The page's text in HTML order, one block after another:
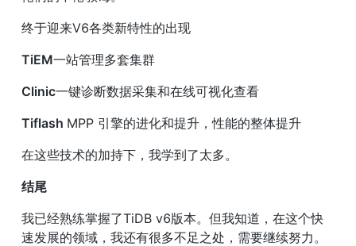
终于迎来V6各类新特性的出现
TiEM一站管理多套集群
Clinic一键诊断数据采集和在线可视化查看
Tiflash MPP 引擎的进化和提升，性能的整体提升
在这些技术的加持下，我学到了太多。
结尾
我已经熟练掌握了TiDB v6版本。但我知道，在这个快
速发展的领域，我还有很多不足之处，需要继续努力。